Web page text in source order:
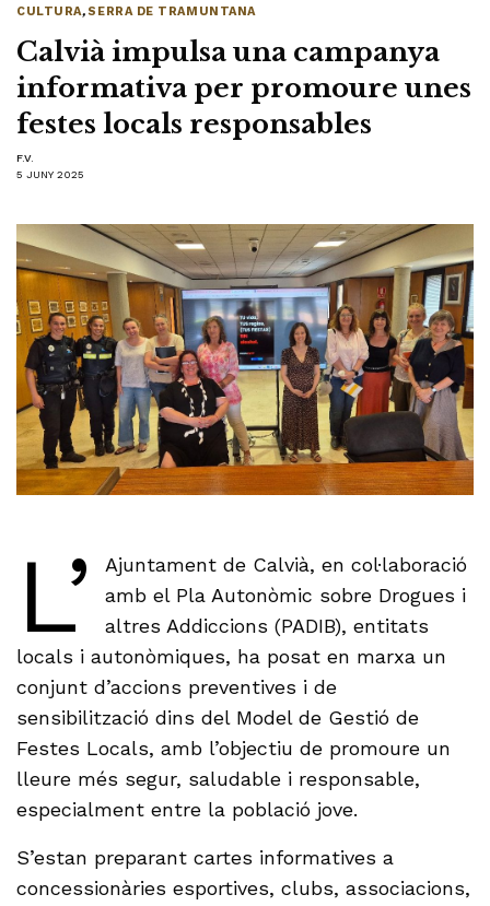
CULTURA,SERRA DE TRAMUNTANA
Calvià impulsa una campanya
informativa per promoure unes
festes locals responsables
F.V.
5 JUNY 2025
L’
Ajuntament de Calvià, en col·laboració
amb el Pla Autonòmic sobre Drogues i
altres Addiccions (PADIB), entitats
locals i autonòmiques, ha posat en marxa un
conjunt d’accions preventives i de
sensibilització dins del Model de Gestió de
Festes Locals, amb l’objectiu de promoure un
lleure més segur, saludable i responsable,
especialment entre la població jove.
S’estan preparant cartes informatives a
concessionàries esportives, clubs, associacions,